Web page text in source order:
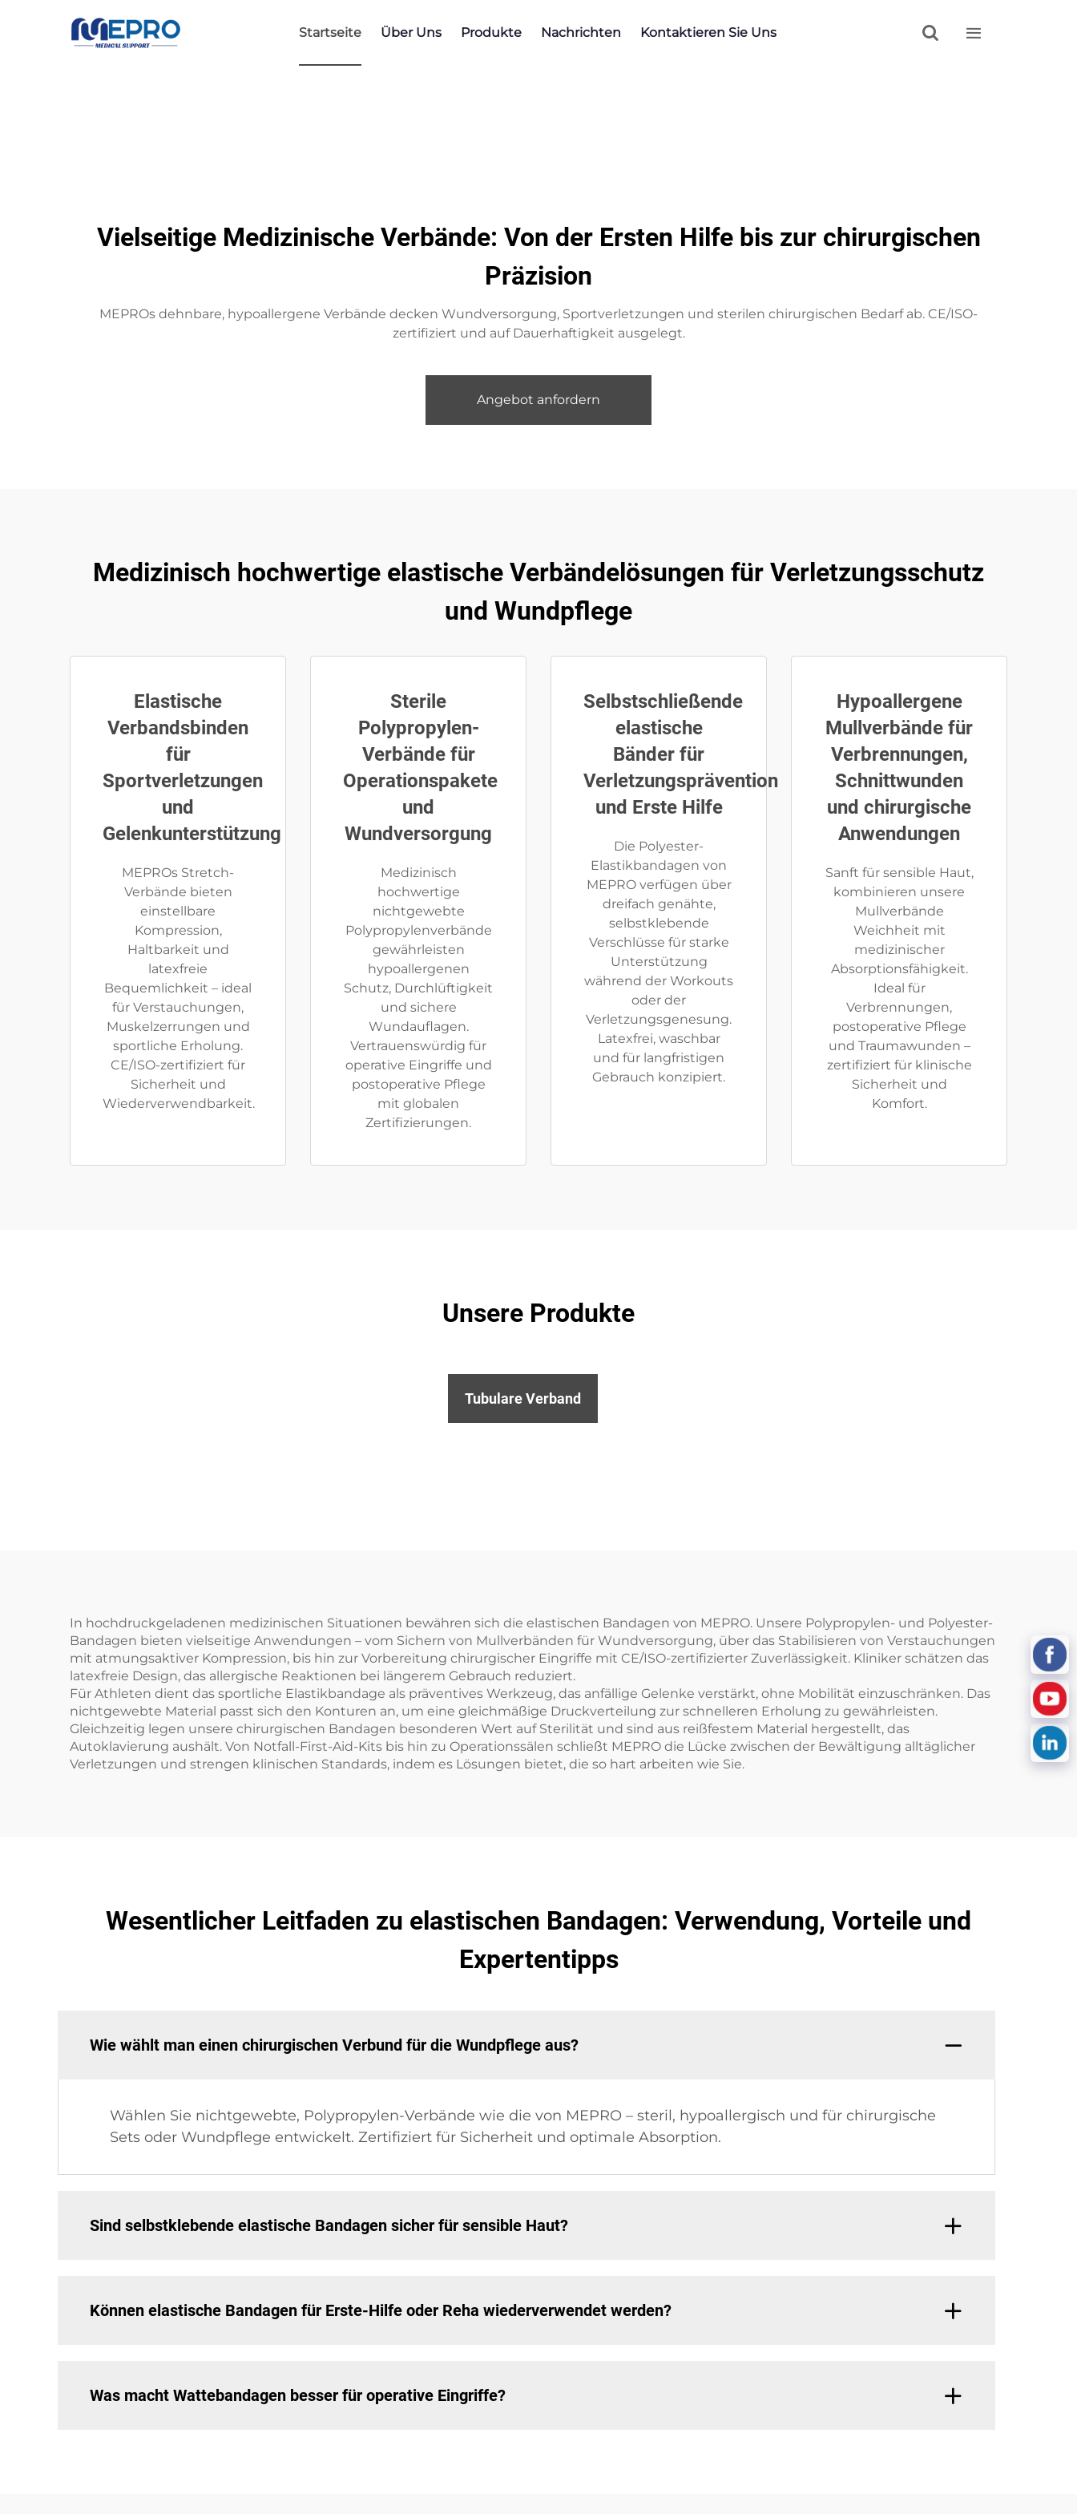
Startseite Über Uns Produkte Nachrichten Kontaktieren Sie Uns  
Vielseitige Medizinische Verbände: Von der Ersten Hilfe bis zur chirurgischen
Präzision
MEPROs dehnbare, hypoallergene Verbände decken Wundversorgung, Sportverletzungen und sterilen chirurgischen Bedarf ab. CE/ISO-
zertifiziert und auf Dauerhaftigkeit ausgelegt.
Angebot anfordern
Medizinisch hochwertige elastische Verbändelösungen für Verletzungsschutz
und Wundpflege
Elastische
Verbandsbinden
für
Sportverletzungen
und
Gelenkunterstützung
MEPROs Stretch-
Verbände bieten
einstellbare
Kompression,
Haltbarkeit und
latexfreie
Bequemlichkeit – ideal
für Verstauchungen,
Muskelzerrungen und
sportliche Erholung.
CE/ISO-zertifiziert für
Sicherheit und
Wiederverwendbarkeit.
Sterile
Polypropylen-
Verbände für
Operationspakete
und
Wundversorgung
Medizinisch
hochwertige
nichtgewebte
Polypropylenverbände
gewährleisten
hypoallergenen
Schutz, Durchlüftigkeit
und sichere
Wundauflagen.
Vertrauenswürdig für
operative Eingriffe und
postoperative Pflege
mit globalen
Zertifizierungen.
Selbstschließende
elastische
Bänder für
Verletzungsprävention
und Erste Hilfe
Die Polyester-
Elastikbandagen von
MEPRO verfügen über
dreifach genähte,
selbstklebende
Verschlüsse für starke
Unterstützung
während der Workouts
oder der
Verletzungsgenesung.
Latexfrei, waschbar
und für langfristigen
Gebrauch konzipiert.
Hypoallergene
Mullverbände für
Verbrennungen,
Schnittwunden
und chirurgische
Anwendungen
Sanft für sensible Haut,
kombinieren unsere
Mullverbände
Weichheit mit
medizinischer
Absorptionsfähigkeit.
Ideal für
Verbrennungen,
postoperative Pflege
und Traumawunden –
zertifiziert für klinische
Sicherheit und
Komfort.
Unsere Produkte
Tubulare Verband
In hochdruckgeladenen medizinischen Situationen bewähren sich die elastischen Bandagen von MEPRO. Unsere Polypropylen- und Polyester-
Bandagen bieten vielseitige Anwendungen – vom Sichern von Mullverbänden für Wundversorgung, über das Stabilisieren von Verstauchungen
mit atmungsaktiver Kompression, bis hin zur Vorbereitung chirurgischer Eingriffe mit CE/ISO-zertifizierter Zuverlässigkeit. Kliniker schätzen das
latexfreie Design, das allergische Reaktionen bei längerem Gebrauch reduziert.
Für Athleten dient das sportliche Elastikbandage als präventives Werkzeug, das anfällige Gelenke verstärkt, ohne Mobilität einzuschränken. Das
nichtgewebte Material passt sich den Konturen an, um eine gleichmäßige Druckverteilung zur schnelleren Erholung zu gewährleisten.
Gleichzeitig legen unsere chirurgischen Bandagen besonderen Wert auf Sterilität und sind aus reißfestem Material hergestellt, das
Autoklavierung aushält. Von Notfall-First-Aid-Kits bis hin zu Operationssälen schließt MEPRO die Lücke zwischen der Bewältigung alltäglicher
Verletzungen und strengen klinischen Standards, indem es Lösungen bietet, die so hart arbeiten wie Sie.
Wesentlicher Leitfaden zu elastischen Bandagen: Verwendung, Vorteile und
Expertentipps
Wie wählt man einen chirurgischen Verbund für die Wundpflege aus?
Wählen Sie nichtgewebte, Polypropylen-Verbände wie die von MEPRO – steril, hypoallergisch und für chirurgische
Sets oder Wundpflege entwickelt. Zertifiziert für Sicherheit und optimale Absorption.
Sind selbstklebende elastische Bandagen sicher für sensible Haut?
Können elastische Bandagen für Erste-Hilfe oder Reha wiederverwendet werden?
Was macht Wattebandagen besser für operative Eingriffe?